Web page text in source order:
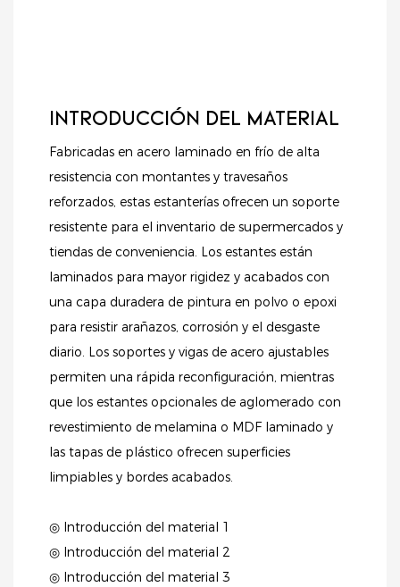
INTRODUCCIÓN DEL MATERIAL
Fabricadas en acero laminado en frío de alta
resistencia con montantes y travesaños
reforzados, estas estanterías ofrecen un soporte
resistente para el inventario de supermercados y
tiendas de conveniencia. Los estantes están
laminados para mayor rigidez y acabados con
una capa duradera de pintura en polvo o epoxi
para resistir arañazos, corrosión y el desgaste
diario. Los soportes y vigas de acero ajustables
permiten una rápida reconfiguración, mientras
que los estantes opcionales de aglomerado con
revestimiento de melamina o MDF laminado y
las tapas de plástico ofrecen superficies
limpiables y bordes acabados.
◎ Introducción del material 1
◎ Introducción del material 2
◎ Introducción del material 3